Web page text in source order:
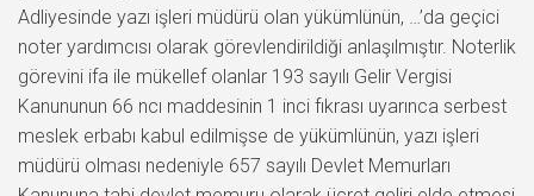
Adliyesinde yazı işleri müdürü olan yükümlünün, …’da geçici
noter yardımcısı olarak görevlendirildiği anlaşılmıştır. Noterlik
görevini ifa ile mükellef olanlar 193 sayılı Gelir Vergisi
Kanununun 66 ncı maddesinin 1 inci fıkrası uyarınca serbest
meslek erbabı kabul edilmişse de yükümlünün, yazı işleri
müdürü olması nedeniyle 657 sayılı Devlet Memurları